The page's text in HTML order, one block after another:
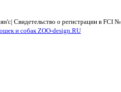
Свидетельство о регистрации в FCI
и собак ZOO-design.RU